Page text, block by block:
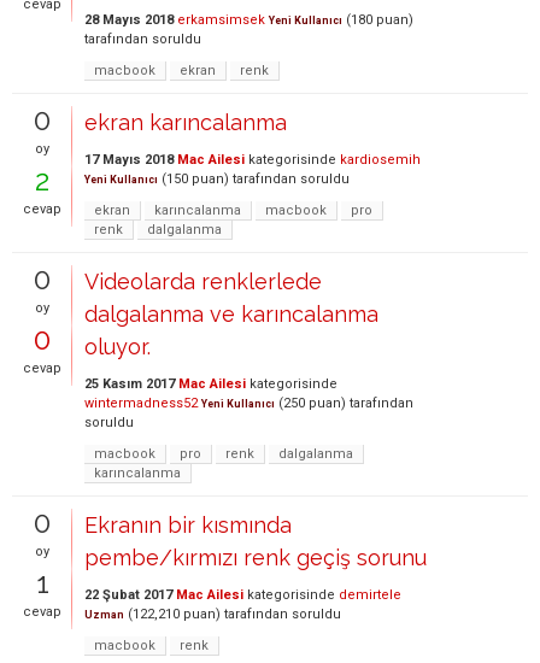
cevap
28 Mayıs 2018 erkamsimsek Yeni Kullanıcı (180 puan)
tarafından soruldu
macbook
ekran renk
0
oy
2
cevap
ekran karıncalanma
17 Mayıs 2018 Mac Ailesi kategorisinde kardiosemih
Yeni Kullanıcı (150 puan) tarafından soruldu
ekran
karıncalanma macbook
pro
renk
dalgalanma
0
oy
0
cevap
Videolarda renklerlede
dalgalanma ve karıncalanma
oluyor.
25 Kasım 2017 Mac Ailesi kategorisinde
wintermadness52 Yeni Kullanıcı (250 puan) tarafından
soruldu
macbook
pro renk
dalgalanma
karıncalanma
0
oy
1
cevap
Ekranın bir kısmında
pembe/kırmızı renk geçiş sorunu
22 Şubat 2017 Mac Ailesi kategorisinde demirtele
Uzman (122,210 puan) tarafından soruldu
macbook
renk